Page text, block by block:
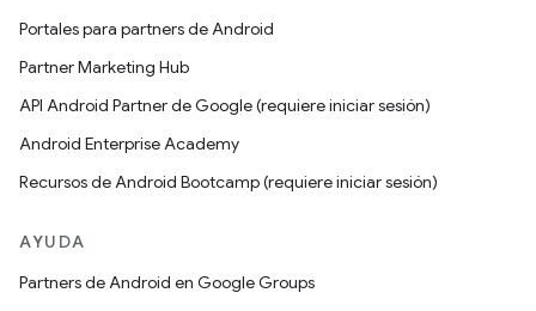
Portales para partners de Android
Partner Marketing Hub
API Android Partner de Google (requiere iniciar sesión)
Android Enterprise Academy
Recursos de Android Bootcamp (requiere iniciar sesión)
AYUDA
Partners de Android en Google Groups